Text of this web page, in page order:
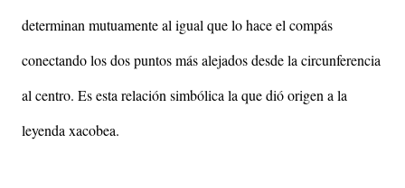
determinan mutuamente al igual que lo hace el compás
conectando los dos puntos más alejados desde la circunferencia
al centro. Es esta relación simbólica la que dió origen a la
leyenda xacobea.